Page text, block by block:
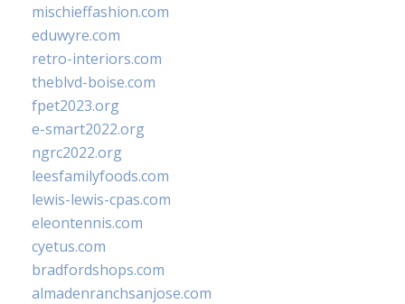
mischieffashion.com
eduwyre.com
retro-interiors.com
theblvd-boise.com
fpet2023.org
e-smart2022.org
ngrc2022.org
leesfamilyfoods.com
lewis-lewis-cpas.com
eleontennis.com
cyetus.com
bradfordshops.com
almadenranchsanjose.com